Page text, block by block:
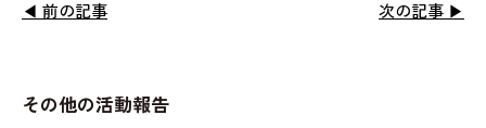
◀ 前の記事 次の記事 ▶
その他の活動報告